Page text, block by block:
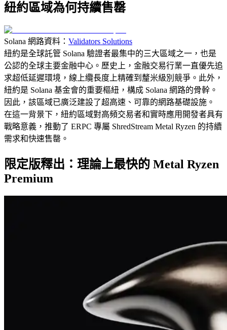
紐約區域為何持續售罄
Solana 網路資料： Validators Solutions
紐約是全球託管 Solana 驗證者最集中的三大區域之一，也是
公認的全球主要金融中心。歷史上，金融交易行業一直優先追
求超低延遲環境，線上纜長度上精確到釐米級別競爭。此外，
紐約是 Solana 基金會的重要樞紐，構成 Solana 網路的骨幹。
因此，該區域已廣泛建設了超高速、可靠的網路基礎設施。
在這一背景下，紐約區域對高頻交易者和實時應用開發者具有
戰略意義，推動了 ERPC 專屬 ShredStream Metal Ryzen 的持續
需求和快速售罄。
限定版釋出：理論上最快的 Metal Ryzen
Premium